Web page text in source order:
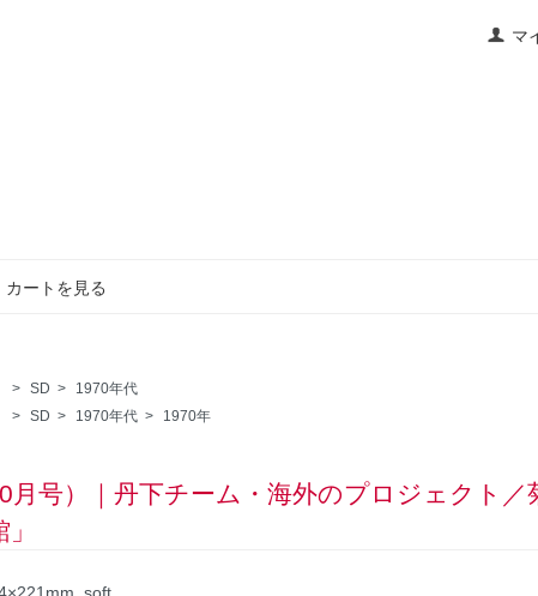
マ
カートを見る
> SD >
1970年代
> SD > 1970年代 >
1970年
月号）｜丹下チーム・海外のプロジェクト／